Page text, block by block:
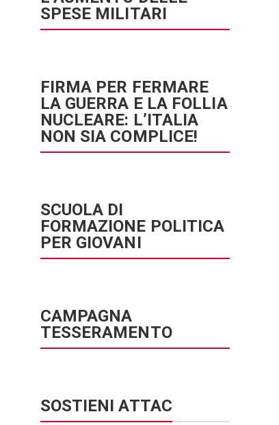
SPESE MILITARI
FIRMA PER FERMARE
LA GUERRA E LA FOLLIA
NUCLEARE: L’ITALIA
NON SIA COMPLICE!
SCUOLA DI
FORMAZIONE POLITICA
PER GIOVANI
CAMPAGNA
TESSERAMENTO
SOSTIENI ATTAC